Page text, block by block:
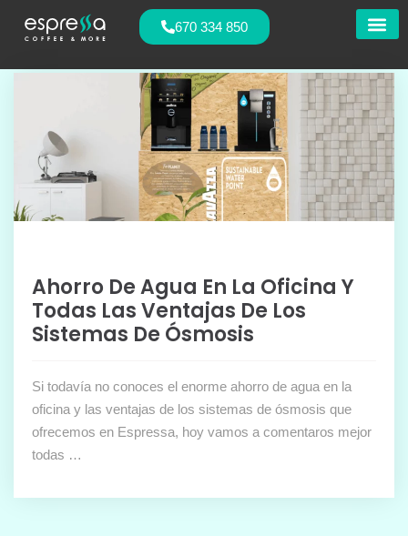
670 334 850
Ahorro De Agua En La Oficina Y
Todas Las Ventajas De Los
Sistemas De Ósmosis
Si todavía no conoces el enorme ahorro de agua en la
oficina y las ventajas de los sistemas de ósmosis que
ofrecemos en Espressa, hoy vamos a comentaros mejor
todas …